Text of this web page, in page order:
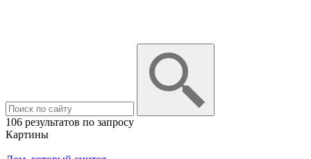
106 результатов по запросу
Картины